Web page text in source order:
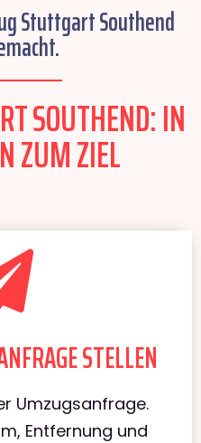
Stuttgart Southend
SOUTHEND: IN
ZUM ZIEL
STELLEN
Umzugsanfrage.
Entfernung und